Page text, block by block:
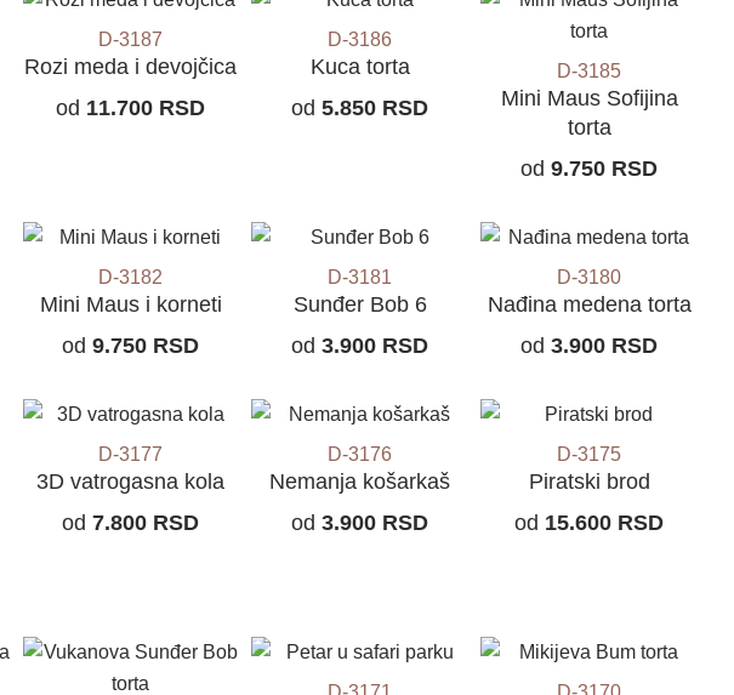
D-3187
Rozi meda i devojčica
od 11.700 RSD
D-3186
Kuca torta
od5.850 RSD
D-3185
Mini Maus Sofijina
torta
od9.750 RSD
D-3182
Mini Maus i korneti
od9.750 RSD
D-3181
Sunđer Bob 6
od3.900 RSD
D-3180
Nađina medena torta
od3.900 RSD
D-3177
3D vatrogasna kola
od7.800 RSD
D-3176
Nemanja košarkaš
od3.900 RSD
D-3175
Piratski brod
od 15.600 RSD